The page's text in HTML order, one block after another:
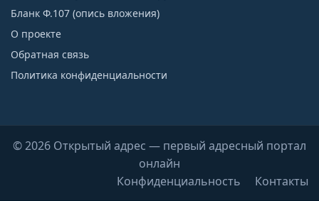
Бланк Ф.107 (опись вложения)
О проекте
Обратная связь
Политика конфиденциальности
© 2026 Открытый адрес — первый адресный портал
онлайн
Конфиденциальность
Контакты